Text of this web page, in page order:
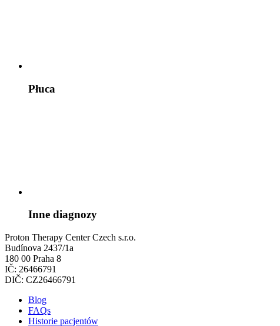
Płuca
Inne diagnozy
Proton Therapy Center Czech s.r.o.
Budínova 2437/1a
180 00 Praha 8
IČ: 26466791
DIČ: CZ26466791
Blog
FAQs
Historie pacjentów